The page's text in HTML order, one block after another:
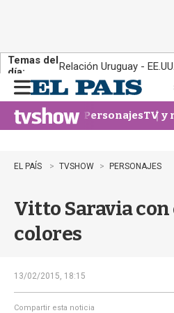
Temas del
día:
Relación Uruguay - EE.UU.
n
u
PersonajesTV y
EL PAÍS TVSHOW PERSONAJES
Vitto Saravia con
colores
13/02/2015, 18:15
Compartir esta noticia